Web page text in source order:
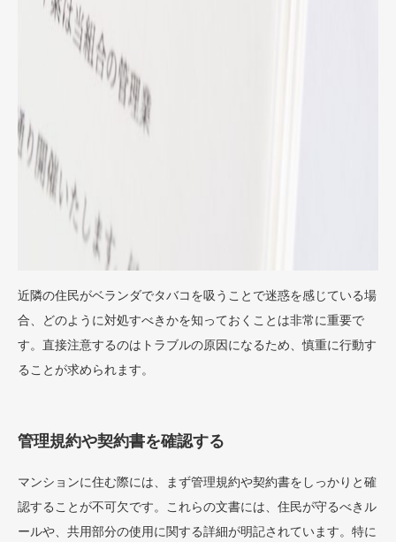
近隣の住民がベランダでタバコを吸うことで迷惑を感じている場
合、どのように対処すべきかを知っておくことは非常に重要で
す。直接注意するのはトラブルの原因になるため、慎重に行動す
ることが求められます。
管理規約や契約書を確認する
マンションに住む際には、まず管理規約や契約書をしっかりと確
認することが不可欠です。これらの文書には、住民が守るべきル
ールや、共用部分の使用に関する詳細が明記されています。特に